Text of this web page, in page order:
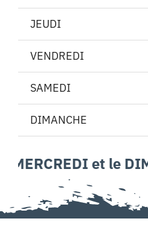
JEUDI
VENDREDI
SAMEDI
DIMANCHE
et le